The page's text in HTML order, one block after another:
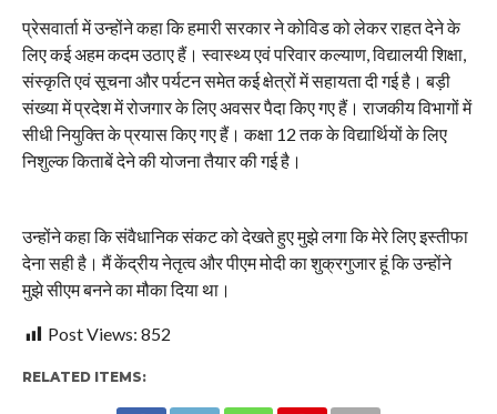
प्रेसवार्ता में उन्होंने कहा कि हमारी सरकार ने कोविड को लेकर राहत देने के
लिए कई अहम कदम उठाए हैं। स्वास्थ्य एवं परिवार कल्याण, विद्यालयी शिक्षा,
संस्कृति एवं सूचना और पर्यटन समेत कई क्षेत्रों में सहायता दी गई है। बड़ी
संख्या में प्रदेश में रोजगार के लिए अवसर पैदा किए गए हैं। राजकीय विभागों में
सीधी नियुक्ति के प्रयास किए गए हैं। कक्षा 12 तक के विद्यार्थियों के लिए
निशुल्क किताबें देने की योजना तैयार की गई है।
उन्होंने कहा कि संवैधानिक संकट को देखते हुए मुझे लगा कि मेरे लिए इस्तीफा
देना सही है। मैं केंद्रीय नेतृत्व और पीएम मोदी का शुक्रगुजार हूं कि उन्होंने
मुझे सीएम बनने का मौका दिया था।
Post Views: 852
RELATED ITEMS: